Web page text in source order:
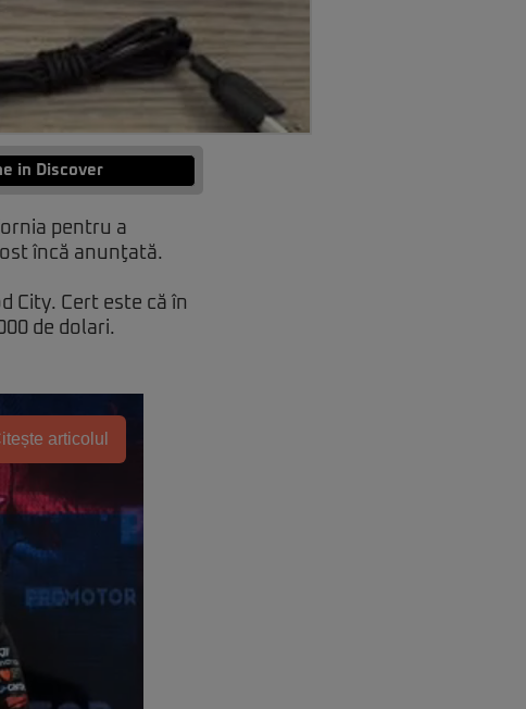
in Discover
pentru a
încă anunţată.
City. Cert este că în
de dolari.
articolul